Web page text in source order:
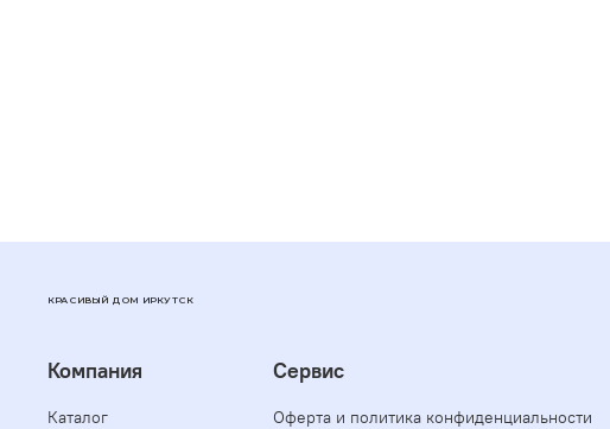
КРАСИВЫЙ ДОМ ИРКУТСК
Компания
Каталог
Сервис
Оферта и политика конфиденциальности